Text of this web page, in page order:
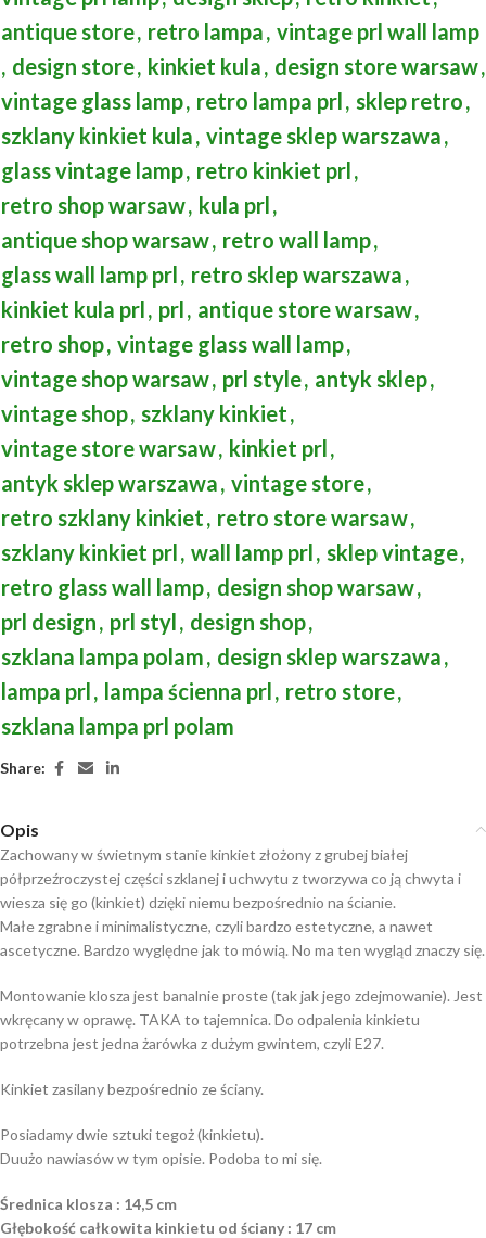
antique store, retro lampa, vintage prl wall lamp
, design store, kinkiet kula, design store warsaw,
vintage glass lamp, retro lampa prl, sklep retro,
szklany kinkiet kula, vintage sklep warszawa,
glass vintage lamp, retro kinkiet prl,
retro shop warsaw, kula prl,
antique shop warsaw, retro wall lamp,
glass wall lamp prl, retro sklep warszawa,
kinkiet kula prl, prl, antique store warsaw,
retro shop, vintage glass wall lamp,
vintage shop warsaw, prl style, antyk sklep,
vintage shop, szklany kinkiet,
vintage store warsaw, kinkiet prl,
antyk sklep warszawa, vintage store,
retro szklany kinkiet, retro store warsaw,
szklany kinkiet prl, wall lamp prl, sklep vintage,
retro glass wall lamp, design shop warsaw,
prl design, prl styl, design shop,
szklana lampa polam, design sklep warszawa,
lampa prl, lampa ścienna prl, retro store,
szklana lampa prl polam
Share:
Opis
Zachowany w świetnym stanie kinkiet złożony z grubej białej
półprzeźroczystej części szklanej i uchwytu z tworzywa co ją chwyta i
wiesza się go (kinkiet) dzięki niemu bezpośrednio na ścianie.
Małe zgrabne i minimalistyczne, czyli bardzo estetyczne, a nawet
ascetyczne. Bardzo wyględne jak to mówią. No ma ten wygląd znaczy się.
Montowanie klosza jest banalnie proste (tak jak jego zdejmowanie). Jest
wkręcany w oprawę. TAKA to tajemnica. Do odpalenia kinkietu
potrzebna jest jedna żarówka z dużym gwintem, czyli E27.
Kinkiet zasilany bezpośrednio ze ściany.
Posiadamy dwie sztuki tegoż (kinkietu).
Duużo nawiasów w tym opisie. Podoba to mi się.
Średnica klosza : 14,5 cm
Głębokość całkowita kinkietu od ściany : 17 cm